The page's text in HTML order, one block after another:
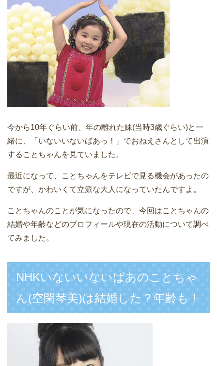
今から10年ぐらい前、年の離れた妹(当時3歳ぐらい)と一
緒に、「いないいないばあっ！」でおねえさんとして出演
することちゃんを見ていました。
最近になって、ことちゃんをテレビで見る機会があったの
ですが、かわいくて立派な大人になっていたんですよ。
ことちゃんのことが気になったので、今回はことちゃんの
結婚や年齢などのプロフィールや現在の活動について調べ
てみました。
NHKいないいないばあのことちゃ
ん(空閑琴美)は結婚した？年齢も！